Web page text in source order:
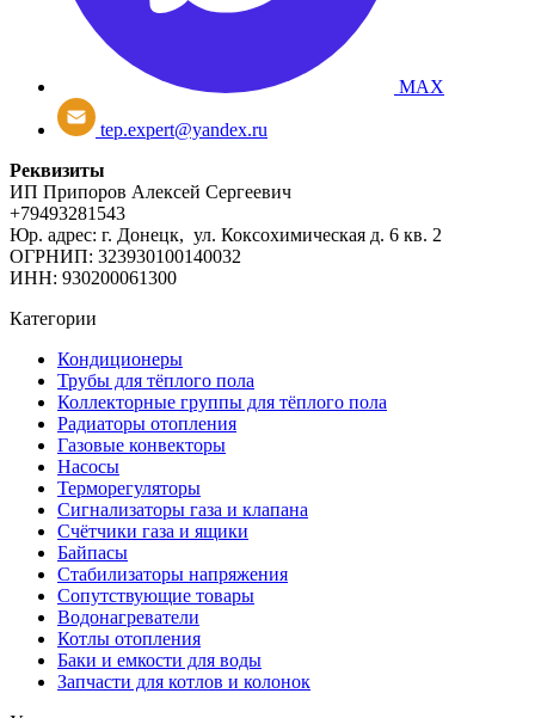
MAX
tep.expert@yandex.ru
Реквизиты
ИП Припоров Алексей Сергеевич
+79493281543
Юр. адрес: г. Донецк, ул. Коксохимическая д. 6 кв. 2
ОГРНИП: 323930100140032
ИНН: 930200061300
Категории
Кондиционеры
Трубы для тёплого пола
Коллекторные группы для тёплого пола
Радиаторы отопления
Газовые конвекторы
Насосы
Терморегуляторы
Сигнализаторы газа и клапана
Счётчики газа и ящики
Байпасы
Стабилизаторы напряжения
Сопутствующие товары
Водонагреватели
Котлы отопления
Баки и емкости для воды
Запчасти для котлов и колонок